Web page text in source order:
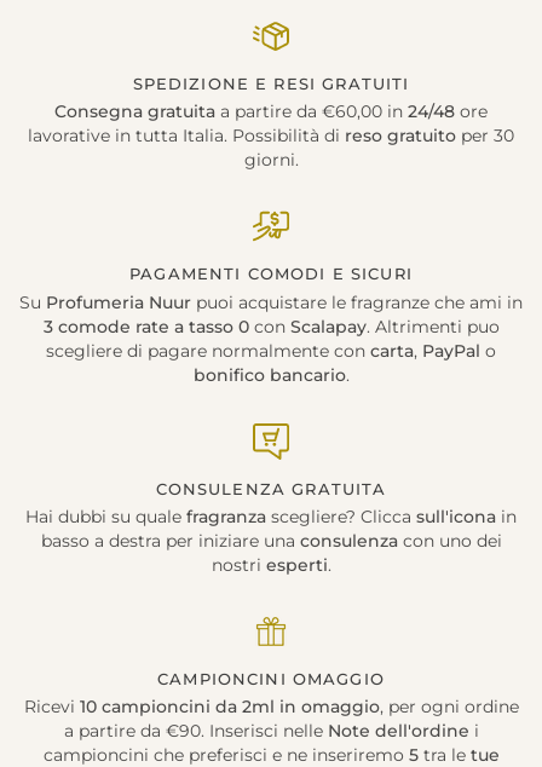
SPEDIZIONE E RESI GRATUITI
Consegna gratuita a partire da €60,00 in 24/48 ore
lavorative in tutta Italia. Possibilità di reso gratuito per 30
giorni.
PAGAMENTI COMODI E SICURI
Su Profumeria Nuur puoi acquistare le fragranze che ami in
3 comode rate a tasso 0con Scalapay. Altrimenti puo
scegliere di pagare normalmente con carta, PayPal o
bonifico bancario.
CONSULENZA GRATUITA
Hai dubbi su quale fragranza scegliere? Clicca sull'icona in
basso a destra per iniziare una consulenzacon uno dei
nostri esperti.
CAMPIONCINI OMAGGIO
Ricevi 10 campioncini da 2ml in omaggio, per ogni ordine
a partire da €90. Inserisci nelle Note dell'ordine i
campioncini che preferisci e ne inseriremo 5tra le tue